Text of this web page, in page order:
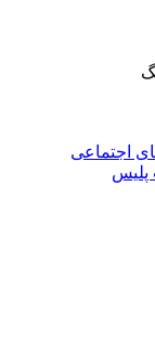
اجتماعی
پلیس